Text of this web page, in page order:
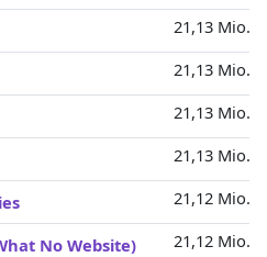
21,13 Mio.
21,13 Mio.
21,13 Mio.
21,13 Mio.
21,12 Mio.
No Website)
21,12 Mio.